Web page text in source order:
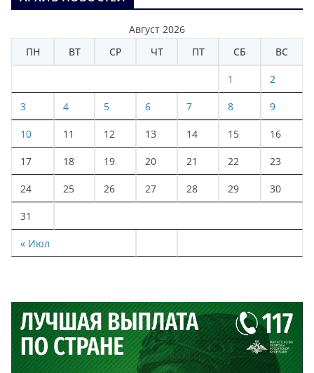
Август 2026
ПН
ВТ СР ЧТ ПТ СБ ВС
« Июл
1 2
3 4 5 6 7 8 9
10 11 12 13 14 15 16
17 18 19 20 21 22 23
24 25 26 27 28 29 30
31